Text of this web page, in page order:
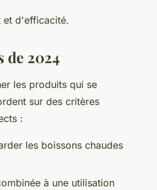
et d'efficacité.
de 2024
les produits qui se
sur des critères
:
les boissons chaudes
à une utilisation